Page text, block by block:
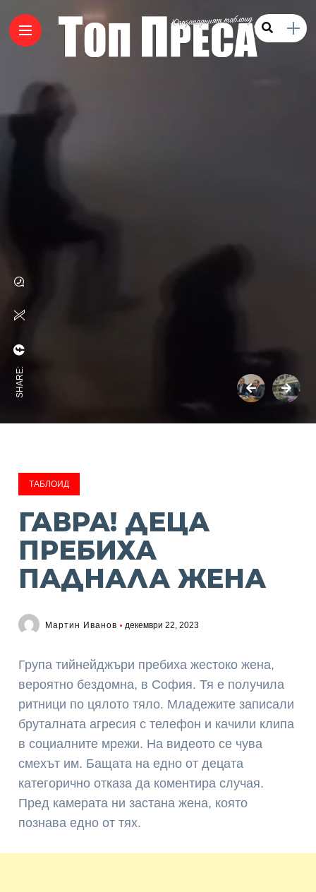
SHARE:
ТАБЛОИД
ГАВРА! ДЕЦА
ПРЕБИХА
ПАДНАЛА ЖЕНА
Мартин Иванов декември 22, 2023
Група тийнейджъри пребиха жестоко жена,
вероятно бездомна, в София. Тя е получила
ритници по цялото тяло. Младежите записали
бруталната агресия с телефон и качили клипа
в социалните мрежи. На видеото се чува
смехът им. Бащата на едно от децата
категорично отказа да коментира случая.
Пред камерата ни застана жена, която
познава едно от тях.